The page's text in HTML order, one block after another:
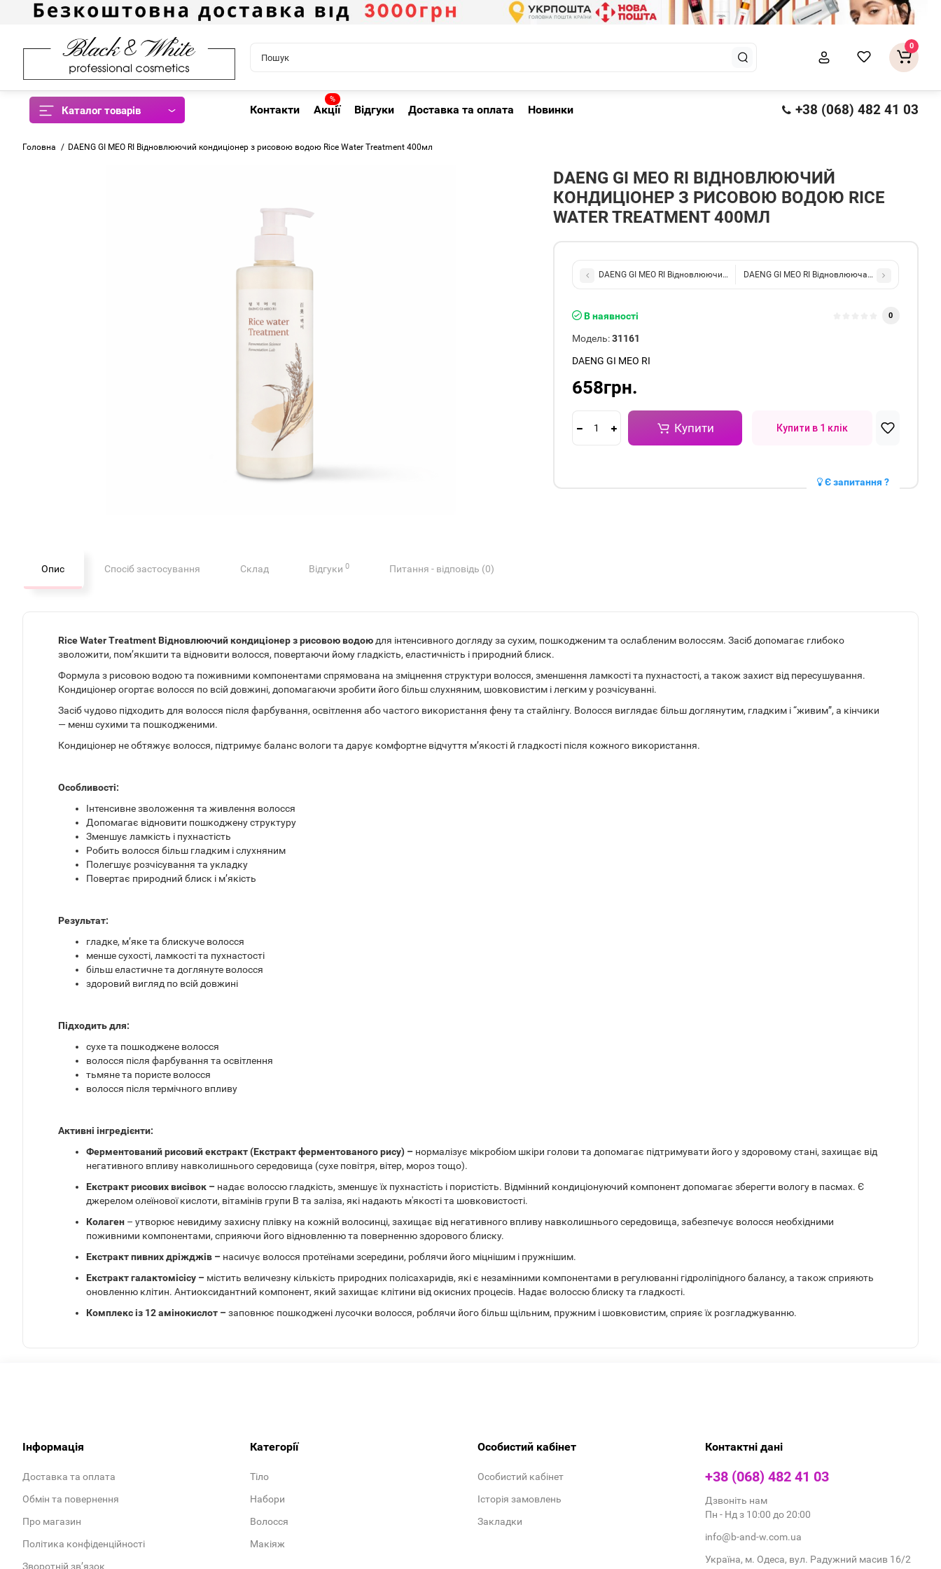
0
Каталог товарів Контакти
%
Акції Відгуки Доставка та оплата Новинки +38 (068) 482 41 03
Головна DAENG GI MEO RI Відновлюючий кондиціонер з рисовою водою Rice Water Treatment 400мл
DAENG GI MEO RI ВІДНОВЛЮЮЧИЙ
КОНДИЦІОНЕР З РИСОВОЮ ВОДОЮ RICE
WATER TREATMENT 400МЛ
DAENG GI MEO RI Відновлюючий шампунь з рисовою водою Rice Water Shampoo
DAENG GI MEO RI Відновлююча шапка-маска
В наявності 0
Модель: 31161
DAENG GI MEO RI
658грн.
Купити Купити в 1 клік
Є запитання ?
Опис Спосіб застосування Склад Відгуки 0 Питання - відповідь (0)
Rice Water Treatment Відновлюючий кондиціонер з рисовою водоюдля інтенсивного догляду за сухим, пошкодженим та ослабленим волоссям. Засіб допомагає глибоко
зволожити, пом’якшити та відновити волосся, повертаючи йому гладкість, еластичність і природний блиск.
Формула з рисовою водою та поживними компонентами спрямована на зміцнення структури волосся, зменшення ламкості та пухнастості, а також захист від пересушування.
Кондиціонер огортає волосся по всій довжині, допомагаючи зробити його більш слухняним, шовковистим і легким у розчісуванні.
Засіб чудово підходить для волосся після фарбування, освітлення або частого використання фену та стайлінгу. Волосся виглядає більш доглянутим, гладким і “живим”, а кінчики
— менш сухими та пошкодженими.
Кондиціонер не обтяжує волосся, підтримує баланс вологи та дарує комфортне відчуття м’якості й гладкості після кожного використання.
Особливості:
Інтенсивне зволоження та живлення волосся
Допомагає відновити пошкоджену структуру
Зменшує ламкість і пухнастість
Робить волосся більш гладким і слухняним
Полегшує розчісування та укладку
Повертає природний блиск і м’якість
Результат:
гладке, м’яке та блискуче волосся
менше сухості, ламкості та пухнастості
більш еластичне та доглянуте волосся
здоровий вигляд по всій довжині
Підходить для:
сухе та пошкоджене волосся
волосся після фарбування та освітлення
тьмяне та пористе волосся
волосся після термічного впливу
Активні інгредієнти:
Ферментований рисовий екстракт (Екстракт ферментованого рису) – нормалізує мікробіом шкіри голови та допомагає підтримувати його у здоровому стані, захищає від
негативного впливу навколишнього середовища (сухе повітря, вітер, мороз тощо).
Екстракт рисових висівок – надає волоссю гладкість, зменшує їх пухнастість і пористість. Відмінний кондиціонуючий компонент допомагає зберегти вологу в пасмах. Є
джерелом олеїнової кислоти, вітамінів групи B та заліза, які надають м'якості та шовковистості.
Колаген – утворює невидиму захисну плівку на кожній волосинці, захищає від негативного впливу навколишнього середовища, забезпечує волосся необхідними
поживними компонентами, сприяючи його відновленню та поверненню здорового блиску.
Екстракт пивних дріжджів – насичує волосся протеїнами зсередини, роблячи його міцнішим і пружнішим.
Екстракт галактомісісу – містить величезну кількість природних полісахаридів, які є незамінними компонентами в регулюванні гідроліпідного балансу, а також сприяють
оновленню клітин. Антиоксидантний компонент, який захищає клітини від окисних процесів. Надає волоссю блиску та гладкості.
Комплекс із 12 амінокислот – заповнює пошкоджені лусочки волосся, роблячи його більш щільним, пружним і шовковистим, сприяє їх розгладжуванню.
Контактні дані
+38 (068) 482 41 03
Дзвоніть нам
Пн - Нд з 10:00 до 20:00
info@b-and-w.com.ua
Україна, м. Одеса, вул. Радужний масив 16/2
Інформація
Доставка та оплата
Обмін та повернення
Про магазин
Політика конфіденційності
Зворотній зв’язок
Категорії
Тіло
Набори
Волосся
Макіяж
Особистий кабінет
Особистий кабінет
Історія замовлень
Закладки